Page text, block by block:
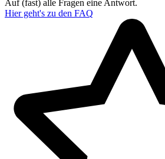
Auf (fast) alle Fragen eine Antwort.
Hier geht's zu den FAQ